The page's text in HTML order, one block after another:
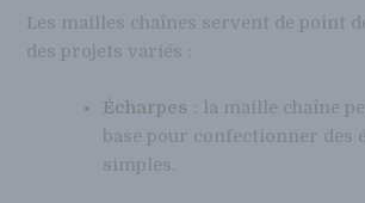
Les mailles chaînes servent de point
des projets variés :
Écharpes : la maille chaîne
base pour confectionner des
simples.